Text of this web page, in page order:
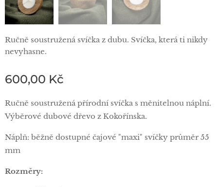
Ručně soustružená svíčka z dubu. Svíčka, která ti nikdy
nevyhasne.
600,00 Kč
Ručně soustružená přírodní svíčka s měnitelnou náplní.
Výběrové dubové dřevo z Kokořínska.
Náplň: běžně dostupné čajové "maxi" svíčky průměr 55
mm
Rozměry: